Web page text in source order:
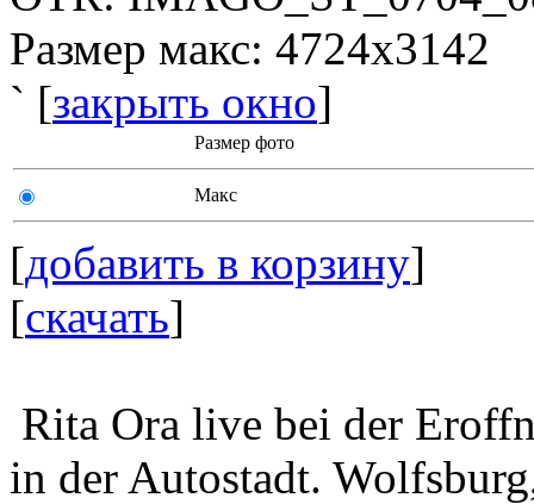
Размер макс: 4724x3142
` [закрыть окно]
Размер фото
Макс
[добавить в корзину]
[скачать]
Rita Ora live bei der
in der Autostadt.